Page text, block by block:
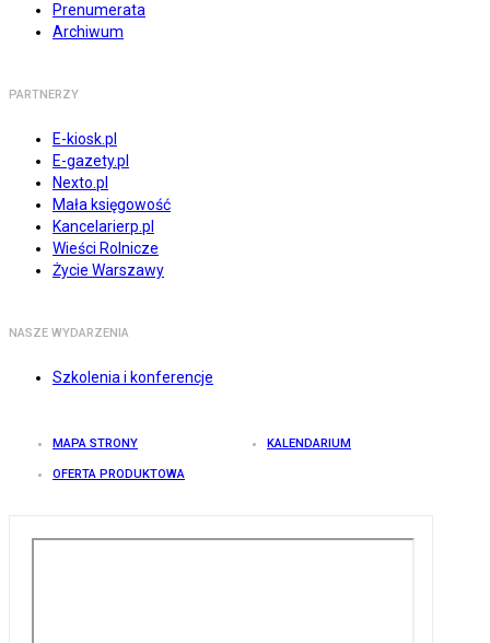
Prenumerata
Archiwum
PARTNERZY
E-kiosk.pl
E-gazety.pl
Nexto.pl
Mała księgowość
Kancelarierp.pl
Wieści Rolnicze
Życie Warszawy
NASZE WYDARZENIA
Szkolenia i konferencje
MAPA STRONY KALENDARIUM
OFERTA PRODUKTOWA